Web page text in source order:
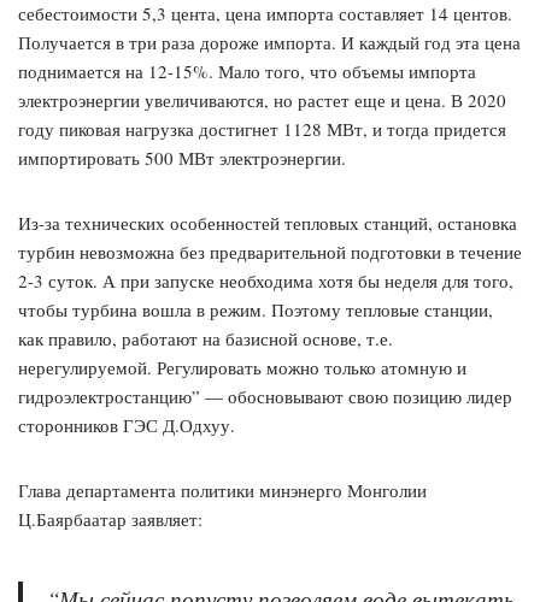
себестоимости 5,3 цента, цена импорта составляет 14 центов.
Получается в три раза дороже импорта. И каждый год эта цена
поднимается на 12-15%. Мало того, что объемы импорта
электроэнергии увеличиваются, но растет еще и цена. В 2020
году пиковая нагрузка достигнет 1128 МВт, и тогда придется
импортировать 500 МВт электроэнергии.
Из-за технических особенностей тепловых станций, остановка
турбин невозможна без предварительной подготовки в течение
2-3 суток. А при запуске необходима хотя бы неделя для того,
чтобы турбина вошла в режим. Поэтому тепловые станции,
как правило, работают на базисной основе, т.е.
нерегулируемой. Регулировать можно только атомную и
гидроэлектростанцию” — обосновывают свою позицию лидер
сторонников ГЭС Д.Одхуу.
Глава департамента политики минэнерго Монголии
Ц.Баярбаатар заявляет: